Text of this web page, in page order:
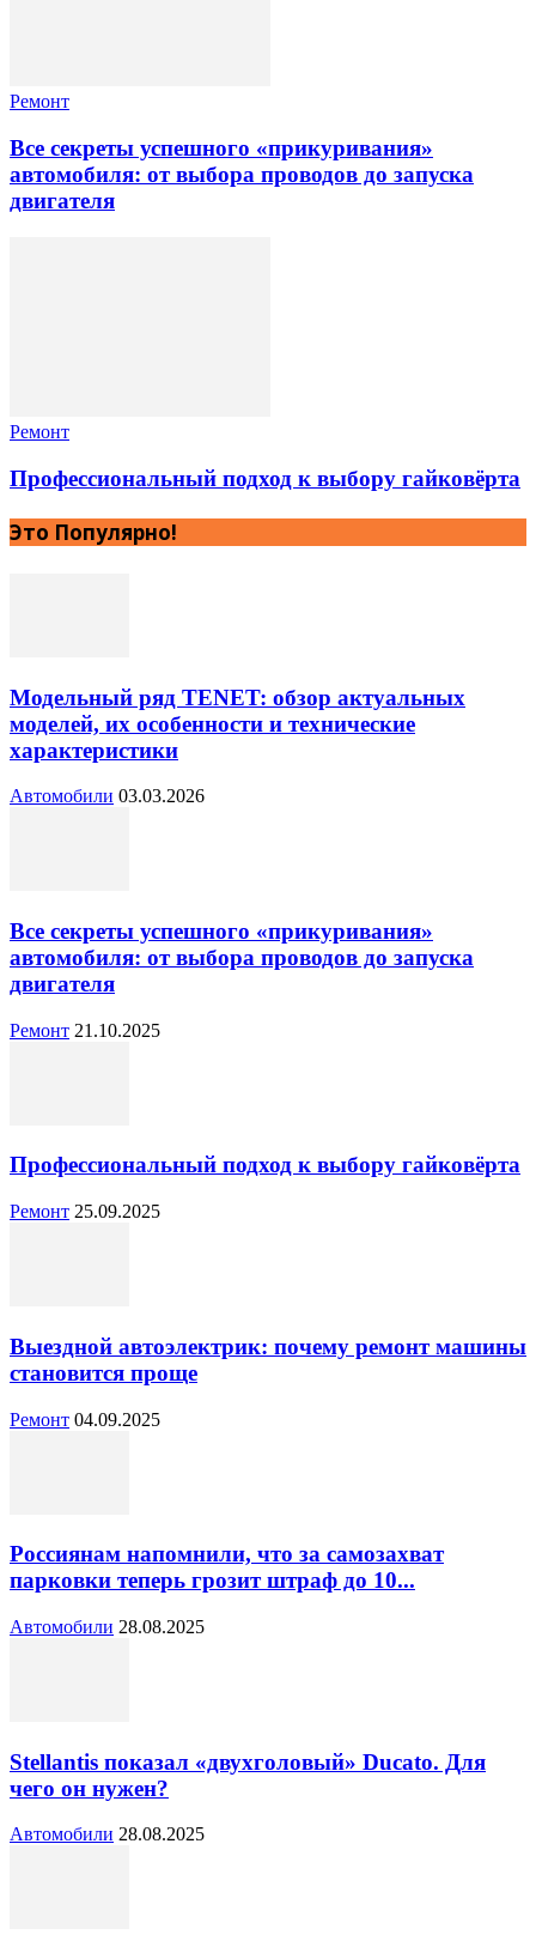
Ремонт
Все секреты успешного «прикуривания»
автомобиля: от выбора проводов до запуска
двигателя
Ремонт
Профессиональный подход к выбору гайковёрта
Это Популярно!
Модельный ряд TENET: обзор актуальных
моделей, их особенности и технические
характеристики
Автомобили 03.03.2026
Все секреты успешного «прикуривания»
автомобиля: от выбора проводов до запуска
двигателя
Ремонт 21.10.2025
Профессиональный подход к выбору гайковёрта
Ремонт 25.09.2025
Выездной автоэлектрик: почему ремонт машины
становится проще
Ремонт 04.09.2025
Россиянам напомнили, что за самозахват
парковки теперь грозит штраф до 10...
Автомобили 28.08.2025
Stellantis показал «двухголовый» Ducato. Для
чего он нужен?
Автомобили 28.08.2025